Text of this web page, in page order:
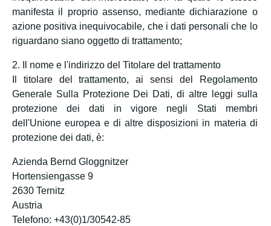
manifesta il proprio assenso, mediante dichiarazione o
azione positiva inequivocabile, che i dati personali che lo
riguardano siano oggetto di trattamento;
2. Il nome e l'indirizzo del Titolare del trattamento
Il titolare del trattamento, ai sensi del Regolamento
Generale Sulla Protezione Dei Dati, di altre leggi sulla
protezione dei dati in vigore negli Stati membri
dell'Unione europea e di altre disposizioni in materia di
protezione dei dati, è:
Azienda Bernd Gloggnitzer
Hortensiengasse 9
2630 Ternitz
Austria
Telefono: +43(0)1/30542-85